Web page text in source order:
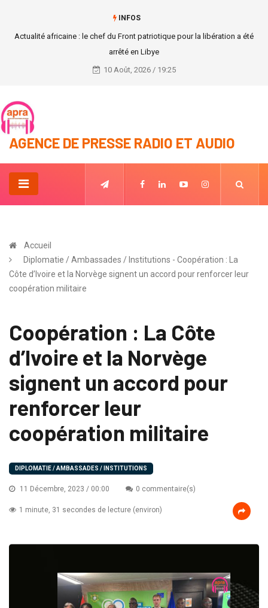
INFOS
Actualité africaine : le chef du Front patriotique pour la libération a été
arrêté en Libye
10 Août, 2026 / 19:25
AGENCE DE PRESSE RADIO ET AUDIO
Accueil
Diplomatie / Ambassades / Institutions - Coopération : La
Côte d’Ivoire et la Norvège signent un accord pour renforcer leur
coopération militaire
Coopération : La Côte
d’Ivoire et la Norvège
signent un accord pour
renforcer leur
coopération militaire
DIPLOMATIE / AMBASSADES / INSTITUTIONS
11 Décembre, 2023 / 00:00 0 commentaire(s)
1 minute, 31 secondes de lecture (environ)